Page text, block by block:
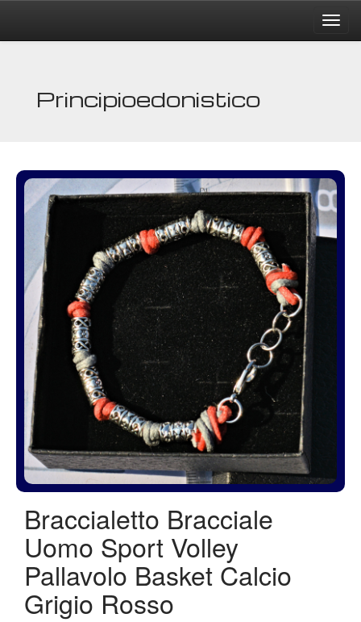
Principioedonistico
Braccialetto Bracciale
Uomo Sport Volley
Pallavolo Basket Calcio
Grigio Rosso